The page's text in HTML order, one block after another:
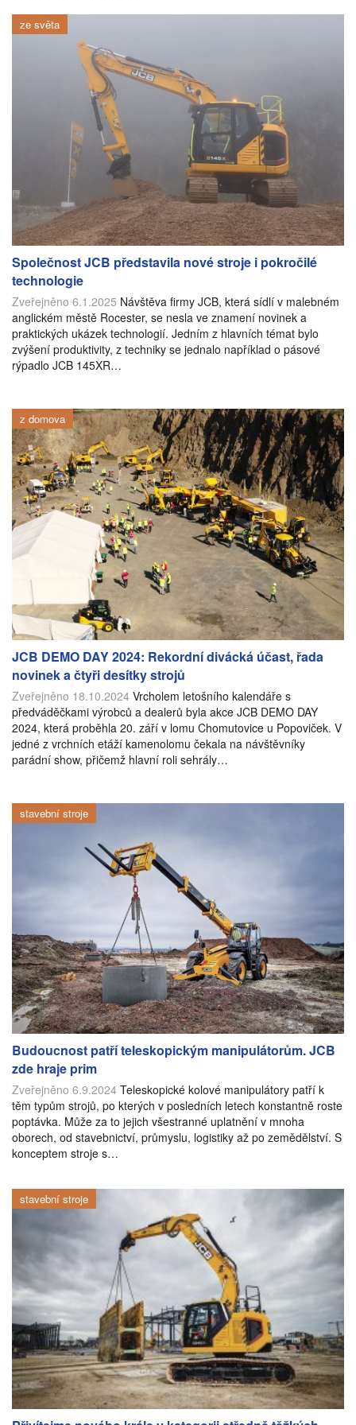
ze světa
Společnost JCB představila nové stroje i pokročilé
technologie
Zveřejněno 6.1.2025 Návštěva firmy JCB, která sídlí v malebném
anglickém městě Rocester, se nesla ve znamení novinek a
praktických ukázek technologií. Jedním z hlavních témat bylo
zvýšení produktivity, z techniky se jednalo například o pásové
rýpadlo JCB 145XR…
z domova
JCB DEMO DAY 2024: Rekordní divácká účast, řada
novinek a čtyři desítky strojů
Zveřejněno 18.10.2024 Vrcholem letošního kalendáře s
předváděčkami výrobců a dealerů byla akce JCB DEMO DAY
2024, která proběhla 20. září v lomu Chomutovice u Popoviček. V
jedné z vrchních etáží kamenolomu čekala na návštěvníky
parádní show, přičemž hlavní roli sehrály…
stavební stroje
Budoucnost patří teleskopickým manipulátorům. JCB
zde hraje prim
Zveřejněno 6.9.2024 Teleskopické kolové manipulátory patří k
těm typům strojů, po kterých v posledních letech konstantně roste
poptávka. Může za to jejich všestranné uplatnění v mnoha
oborech, od stavebnictví, průmyslu, logistiky až po zemědělství. S
konceptem stroje s…
stavební stroje